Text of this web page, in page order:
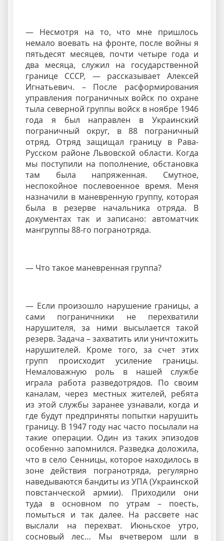
— Несмотря на то, что мне пришлось
немало воевать на фронте, после войны я
пятьдесят месяцев, почти четыре года и
два месяца, служил на государственной
границе СССР, — рассказывает Алексей
Игнатьевич. – После расформирования
управления пограничных войск по охране
тыла северной группы войск в ноябре 1946
года я был направлен в Украинский
пограничный округ, в 88 пограничный
отряд. Отряд защищал границу в Рава-
Русском районе Львовской области. Когда
мы поступили на пополнение, обстановка
там была напряженная. Смутное,
неспокойное послевоенное время. Меня
назначили в маневренную группу, которая
была в резерве начальника отряда. В
документах так и записано: автоматчик
мангруппы 88-го погранотряда.
— Что такое маневренная группа?
— Если произошло нарушение границы, а
сами пограничники не перехватили
нарушителя, за ними высылается такой
резерв. Задача – захватить или уничтожить
нарушителей. Кроме того, за счет этих
групп происходит усиление границы.
Немаловажную роль в нашей службе
играла работа разведотрядов. По своим
каналам, через местных жителей, ребята
из этой службы заранее узнавали, когда и
где будут предприняты попытки нарушить
границу. В 1947 году нас часто посылали на
такие операции. Один из таких эпизодов
особенно запомнился. Разведка доложила,
что в село Сенницы, которое находилось в
зоне действия погранотряда, регулярно
наведываются бандиты из УПА (Украинской
повстанческой армии). Приходили они
туда в основном по утрам – поесть,
помыться и так далее. На рассвете нас
выслали на перехват. Июньское утро,
сосновый лес… Мы вчетвером шли в